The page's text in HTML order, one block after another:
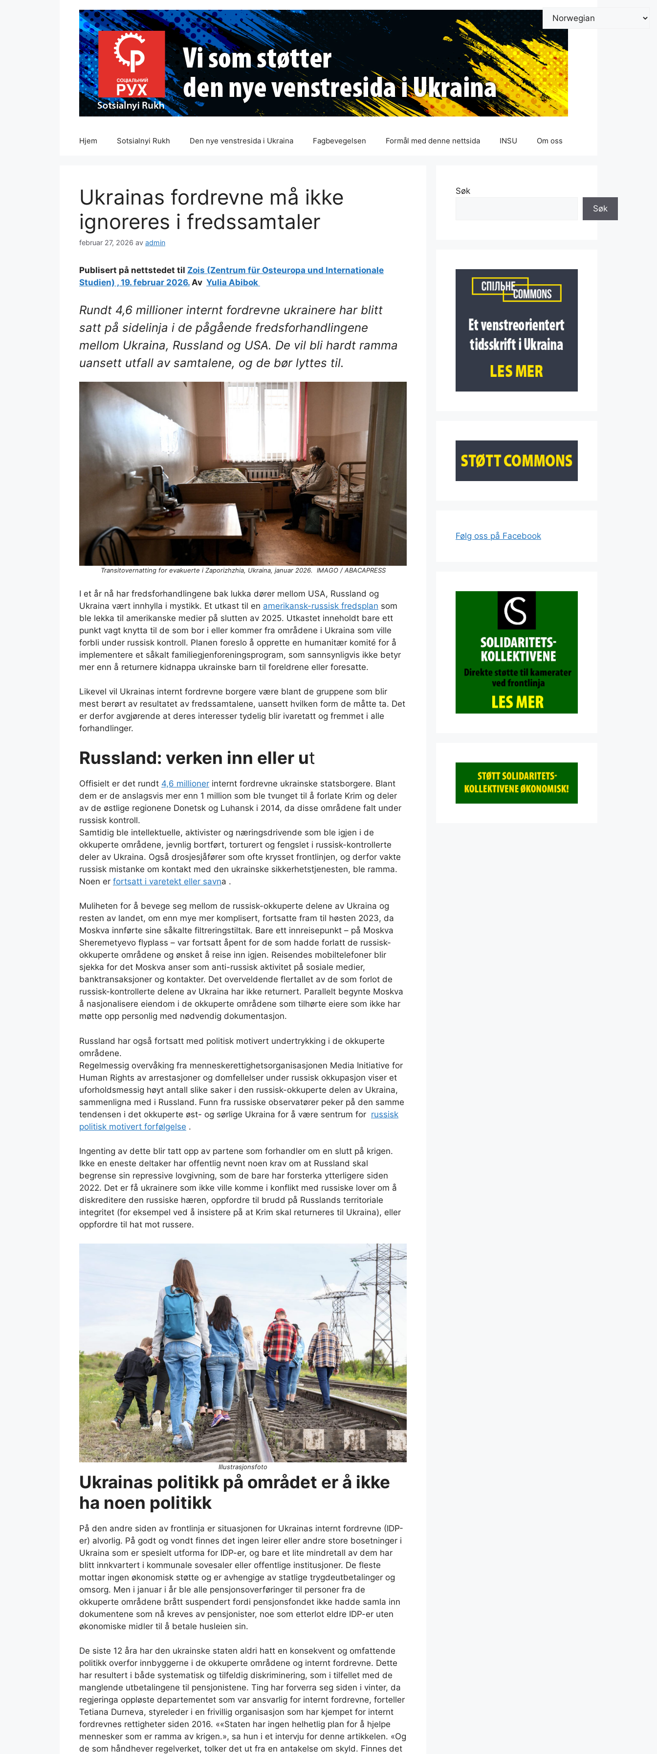
Hjem Sotsialnyi Rukh Den nye venstresida i Ukraina Fagbevegelsen Formål med denne nettsida INSU Om oss
Ukrainas fordrevne må ikke
ignoreres i fredssamtaler
februar 27, 2026 av admin
Publisert på nettstedet til Zois (Zentrum für Osteuropa und Internationale
Studien) , 19. februar 2026. Av Yulia Abibok
Rundt 4,6 millioner internt fordrevne ukrainere har blitt
satt på sidelinja i de pågående fredsforhandlingene
mellom Ukraina, Russland og USA. De vil bli hardt ramma
uansett utfall av samtalene, og de bør lyttes til.
Transitovernatting for evakuerte i Zaporizhzhia, Ukraina, januar 2026. IMAGO / ABACAPRESS
I et år nå har fredsforhandlingene bak lukka dører mellom USA, Russland og
Ukraina vært innhylla i mystikk. Et utkast til en amerikansk-russisk fredsplan som
ble lekka til amerikanske medier på slutten av 2025. Utkastet inneholdt bare ett
punkt vagt knytta til de som bor i eller kommer fra områdene i Ukraina som ville
forbli under russisk kontroll. Planen foreslo å opprette en humanitær komité for å
implementere et såkalt familiegjenforeningsprogram, som sannsynligvis ikke betyr
mer enn å returnere kidnappa ukrainske barn til foreldrene eller foresatte.
Likevel vil Ukrainas internt fordrevne borgere være blant de gruppene som blir
mest berørt av resultatet av fredssamtalene, uansett hvilken form de måtte ta. Det
er derfor avgjørende at deres interesser tydelig blir ivaretatt og fremmet i alle
forhandlinger.
Russland: verken inn eller ut
Offisielt er det rundt 4,6 millioner internt fordrevne ukrainske statsborgere. Blant
dem er de anslagsvis mer enn 1 million som ble tvunget til å forlate Krim og deler
av de østlige regionene Donetsk og Luhansk i 2014, da disse områdene falt under
russisk kontroll.
Samtidig ble intellektuelle, aktivister og næringsdrivende som ble igjen i de
okkuperte områdene, jevnlig bortført, torturert og fengslet i russisk-kontrollerte
deler av Ukraina. Også drosjesjåfører som ofte krysset frontlinjen, og derfor vakte
russisk mistanke om kontakt med den ukrainske sikkerhetstjenesten, ble ramma.
Noen er fortsatt i varetekt eller savna .
Muliheten for å bevege seg mellom de russisk-okkuperte delene av Ukraina og
resten av landet, om enn mye mer komplisert, fortsatte fram til høsten 2023, da
Moskva innførte sine såkalte filtreringstiltak. Bare ett innreisepunkt – på Moskva
Sheremetyevo flyplass – var fortsatt åpent for de som hadde forlatt de russisk-
okkuperte områdene og ønsket å reise inn igjen. Reisendes mobiltelefoner blir
sjekka for det Moskva anser som anti-russisk aktivitet på sosiale medier,
banktransaksjoner og kontakter. Det overveldende flertallet av de som forlot de
russisk-kontrollerte delene av Ukraina har ikke returnert. Parallelt begynte Moskva
å nasjonalisere eiendom i de okkuperte områdene som tilhørte eiere som ikke har
møtte opp personlig med nødvendig dokumentasjon.
Russland har også fortsatt med politisk motivert undertrykking i de okkuperte
områdene.
Regelmessig overvåking fra menneskerettighetsorganisasjonen Media Initiative for
Human Rights av arrestasjoner og domfellelser under russisk okkupasjon viser et
uforholdsmessig høyt antall slike saker i den russisk-okkuperte delen av Ukraina,
sammenligna med i Russland. Funn fra russiske observatører peker på den samme
tendensen i det okkuperte øst- og sørlige Ukraina for å være sentrum for russisk
politisk motivert forfølgelse .
Ingenting av dette blir tatt opp av partene som forhandler om en slutt på krigen.
Ikke en eneste deltaker har offentlig nevnt noen krav om at Russland skal
begrense sin repressive lovgivning, som de bare har forsterka ytterligere siden
2022. Det er få ukrainere som ikke ville komme i konflikt med russiske lover om å
diskreditere den russiske hæren, oppfordre til brudd på Russlands territoriale
integritet (for eksempel ved å insistere på at Krim skal returneres til Ukraina), eller
oppfordre til hat mot russere.
Illustrasjonsfoto
Ukrainas politikk på området er å ikke
ha noen politikk
På den andre siden av frontlinja er situasjonen for Ukrainas internt fordrevne (IDP-
er) alvorlig. På godt og vondt finnes det ingen leirer eller andre store bosetninger i
Ukraina som er spesielt utforma for IDP-er, og bare et lite mindretall av dem har
blitt innkvartert i kommunale sovesaler eller offentlige institusjoner. De fleste
mottar ingen økonomisk støtte og er avhengige av statlige trygdeutbetalinger og
omsorg. Men i januar i år ble alle pensjonsoverføringer til personer fra de
okkuperte områdene brått suspendert fordi pensjonsfondet ikke hadde samla inn
dokumentene som nå kreves av pensjonister, noe som etterlot eldre IDP-er uten
økonomiske midler til å betale husleien sin.
De siste 12 åra har den ukrainske staten aldri hatt en konsekvent og omfattende
politikk overfor innbyggerne i de okkuperte områdene og internt fordrevne. Dette
har resultert i både systematisk og tilfeldig diskriminering, som i tilfellet med de
manglende utbetalingene til pensjonistene. Ting har forverra seg siden i vinter, da
regjeringa oppløste departementet som var ansvarlig for internt fordrevne, forteller
Tetiana Durneva, styreleder i en frivillig organisasjon som har kjempet for internt
fordrevnes rettigheter siden 2016. ««Staten har ingen helhetlig plan for å hjelpe
mennesker som er ramma av krigen.», sa hun i et intervju for denne artikkelen. «Og
de som håndhever regelverket, tolker det ut fra en antakelse om skyld. Finnes det
Søk
Søk
Følg oss på Facebook